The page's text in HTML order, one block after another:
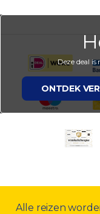
Deze deal
ONTDEK
Alle reizen